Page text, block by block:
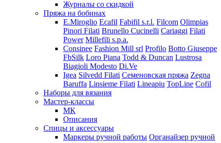
Журналы со скидкой
Пряжа на бобинах
E.Miroglio Ecafil Fabifil s.r.l. Filcom Olimpias
Pinori Filati Brunello Cucinelli Cariaggi Filati
Power Millefili s.p.a.
Consinee Fashion Mill srl Profilo Botto Giuseppe
FbSilk Loro Piana Todd & Duncan Lustrosa
Biagioli Modesto Di.Ve
Igea Silvedd Filati Семеновская пряжа Zegna
Baruffa Linsieme Filati Lineapiu TopLine Cofil
Наборы для вязания
Мастер-классы
МК
Описания
Спицы и аксессуары
Маркеры ручной работы Органайзер ручной